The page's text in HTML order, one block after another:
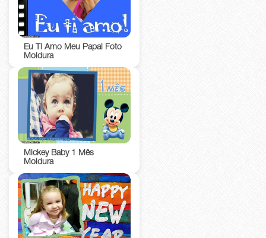
Eu Ti Amo Meu Papai Foto
Moldura
Mickey Baby 1 Mês
Moldura